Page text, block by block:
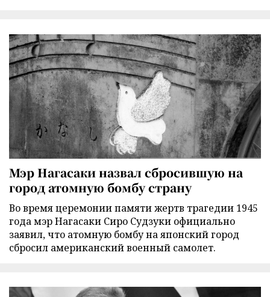
Мэр Нагасаки назвал сбросившую на
город атомную бомбу страну
Во время церемонии памяти жертв трагедии 1945
года мэр Нагасаки Сиро Судзуки официально
заявил, что атомную бомбу на японский город
сбросил американский военный самолет.